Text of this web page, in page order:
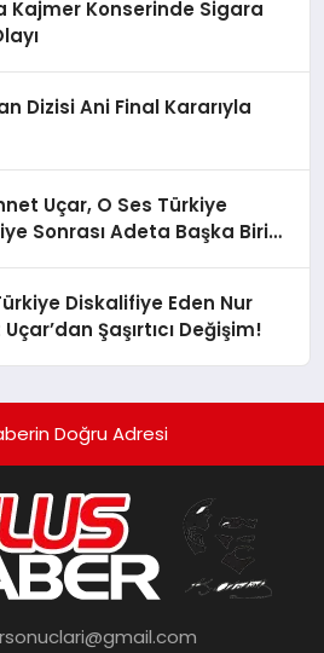
Kajmer Konserinde Sigara
Dizisi Ani Final Kararıyla
Uçar, O Ses Türkiye
Sonrası Adeta Başka Biri
Diskalifiye Eden Nur
Şaşırtıcı Değişim!
Doğru Adresi